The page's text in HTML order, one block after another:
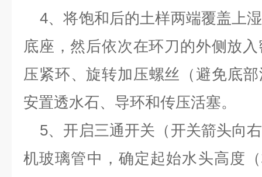
4、将饱和后的土样两端覆盖上
底座，然后依次在环刀的外侧放
压紧环、旋转加压螺丝（避免底
安置透水石、导环和传压活塞。
5、开启三通开关（开关箭头向
机玻璃管中，确定起始水头高度